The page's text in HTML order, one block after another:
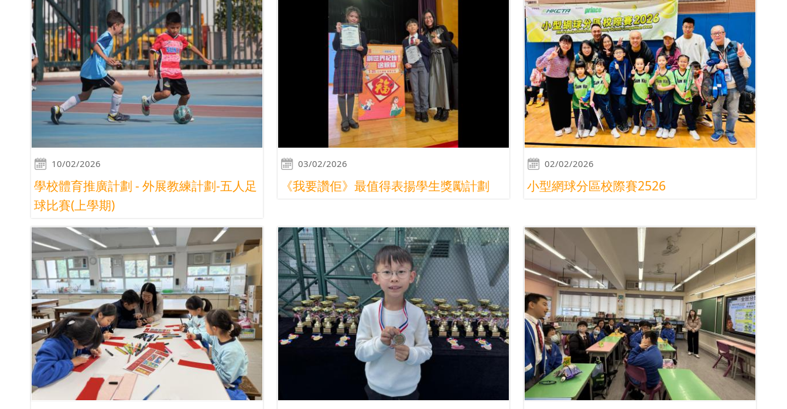
10/02/2026
學校體育推廣計劃 - 外展教練計劃-五人足
球比賽(上學期)
03/02/2026
《我要讚佢》最值得表揚學生獎勵計劃
02/02/2026
小型網球分區校際賽2526